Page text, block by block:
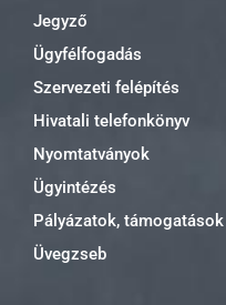
Jegyző
Ügyfélfogadás
Szervezeti felépítés
Hivatali telefonkönyv
Nyomtatványok
Ügyintézés
Pályázatok, támogatások
Üvegzseb